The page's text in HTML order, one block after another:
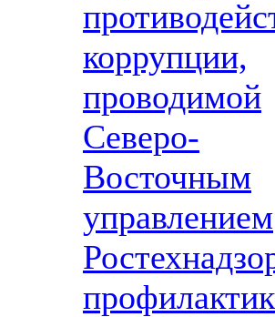
коррупции,
проводимой
Северо-
Восточным
управлением